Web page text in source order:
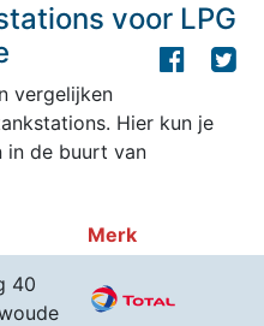
voor LPG
vergelijken
Hier kun je
in de buurt van
Merk
40